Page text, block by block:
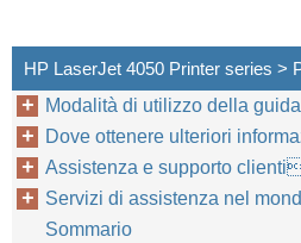
HP LaserJet 4050 Printer series >
Modalità di utilizzo della
Dove ottenere ulteriori
Assistenza e supporto
Servizi di assistenza nel
Sommario